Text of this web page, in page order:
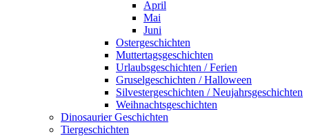
April
Mai
Juni
Ostergeschichten
Muttertagsgeschichten
Urlaubsgeschichten / Ferien
Gruselgeschichten / Halloween
Silvestergeschichten / Neujahrsgeschichten
Weihnachtsgeschichten
Dinosaurier Geschichten
Tiergeschichten